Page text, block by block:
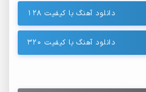
دانلود آهنگ با کیفیت ۱۲۸
دانلود آهنگ با کیفیت ۳۲۰